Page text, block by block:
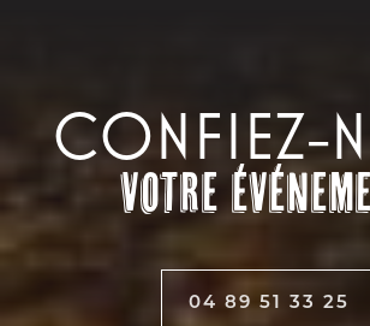
CONFIEZ-
votre
04 89 51 33 25